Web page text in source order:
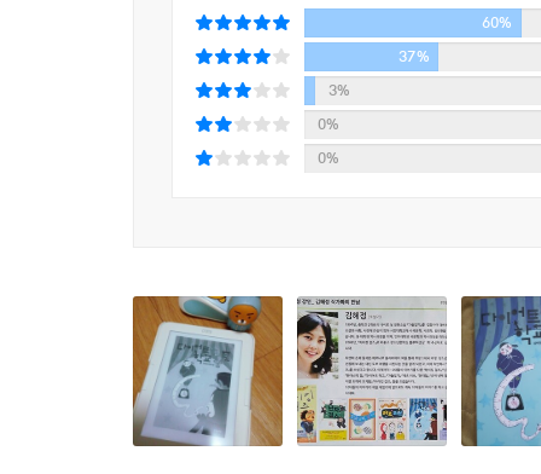
60%
37%
3%
0%
0%